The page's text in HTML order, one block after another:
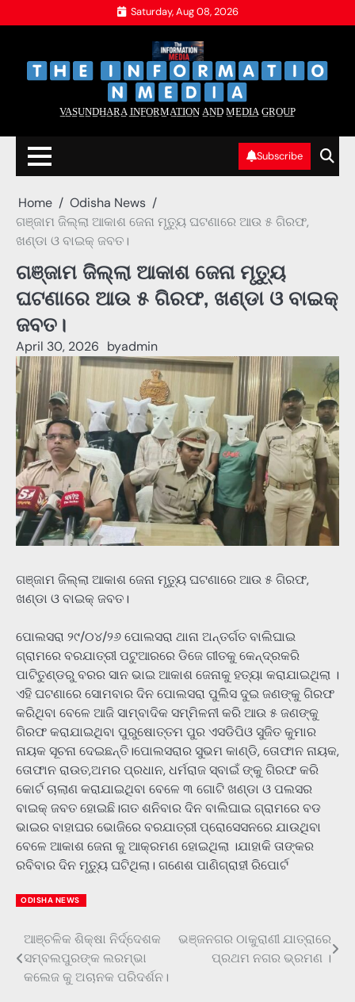
to
Saturday, Aug 08, 2026
V̲A̲S̲U̲N̲D̲H̲A̲R̲A̲ I̲N̲F̲O̲R̲M̲A̲T̲I̲O̲N̲ A̲N̲D̲ M̲E̲D̲I̲A̲ G̲R̲O̲U̲P̲
Subscribe
Home
Odisha News
ଗଞ୍ଜାମ ଜିଲ୍ଲା ଆକାଶ ଜେନା ମୃତ୍ୟୁ ଘଟଣାରେ ଆଉ ୫ ଗିରଫ,
ଖଣ୍ଡା ଓ ବାଇକ୍ ଜବତ।
ଗଞ୍ଜାମ ଜିଲ୍ଲା ଆକାଶ ଜେନା ମୃତ୍ୟୁ
ଘଟଣାରେ ଆଉ ୫ ଗିରଫ, ଖଣ୍ଡା ଓ ବାଇକ୍
ଜବତ।
April 30, 2026 byadmin
ଗଞ୍ଜାମ ଜିଲ୍ଲା ଆକାଶ ଜେନା ମୃତ୍ୟୁ ଘଟଣାରେ ଆଉ ୫ ଗିରଫ,
ଖଣ୍ଡା ଓ ବାଇକ୍ ଜବତ।
ପୋଲସରା ୨୯/୦୪/୨୬ ପୋଲସରା ଥାନା ଅନ୍ତର୍ଗତ ବାଲିଘାଇ
ଗ୍ରାମରେ ବରଯାତ୍ରୀ ପଟୁଆରରେ ଡିଜେ ଗୀତକୁ କେନ୍ଦ୍ରକରି
ପାଟିତୁଣ୍ଡରୁ ବରର ସାନ ଭାଇ ଆକାଶ ଜେନାକୁ ହତ୍ୟା କରାଯାଇଥିଲା ।
ଏହି ଘଟଣାରେ ସୋମବାର ଦିନ ପୋଲସରା ପୁଲିସ ଦୁଇ ଜଣଙ୍କୁ ଗିରଫ
କରିଥିବା ବେଳେ ଆଜି ସାମ୍ବାଦିକ ସମ୍ମିଳନୀ କରି ଆଉ ୫ ଜଣଙ୍କୁ
ଗିରଫ କରାଯାଇଥିବା ପୁରୁଷୋତ୍ତମ ପୁର ଏସଡିପିଓ ସୁଜିତ କୁମାର
ନାୟକ ସୂଚନା ଦେଇଛନ୍ତି।ପୋଲସରାର ସୁଭମ କାଣ୍ଡି, ତୋଫାନ ନାୟକ,
ତୋଫାନ ରାଉତ,ଅମର ପ୍ରଧାନ, ଧର୍ମରାଜ ସ୍ବାଇଁ ଙ୍କୁ ଗିରଫ କରି
କୋର୍ଟ ଚାଲାଣ କରାଯାଇଥିବା ବେଳେ ୩ ଗୋଟି ଖଣ୍ଡା ଓ ପଲସର
ବାଇକ୍ ଜବତ ହୋଇଛି।ଗତ ଶନିବାର ଦିନ ବାଲିଘାଇ ଗ୍ରାମରେ ବଡ
ଭାଇର ବାହାଘର ଭୋଜିରେ ବରଯାତ୍ରୀ ପ୍ରୋସେସନରେ ଯାଉଥିବା
ବେଳେ ଆକାଶ ଜେନା କୁ ଆକ୍ରମଣ ହୋଇଥିଲା ।ଯାହାକି ତାଙ୍କର
ରବିବାର ଦିନ ମୃତ୍ୟୁ ଘଟିଥିଲା। ଗଣେଶ ପାଣିଗ୍ରାହୀ ରିପୋର୍ଟ
ODISHA NEWS
Post
navigation
ଆଞ୍ଚଳିକ ଶିକ୍ଷା ନିର୍ଦ୍ଦେଶକ
ସମ୍ବଲପୁରଙ୍କ ଲରମ୍ଭା
କଲେଜ କୁ ଅଚାନକ ପରିଦର୍ଶନ।
ଭଞ୍ଜନଗର ଠାକୁରାଣୀ ଯାତ୍ରାରେ
ପ୍ରଥମ ନଗର ଭ୍ରମଣ ।